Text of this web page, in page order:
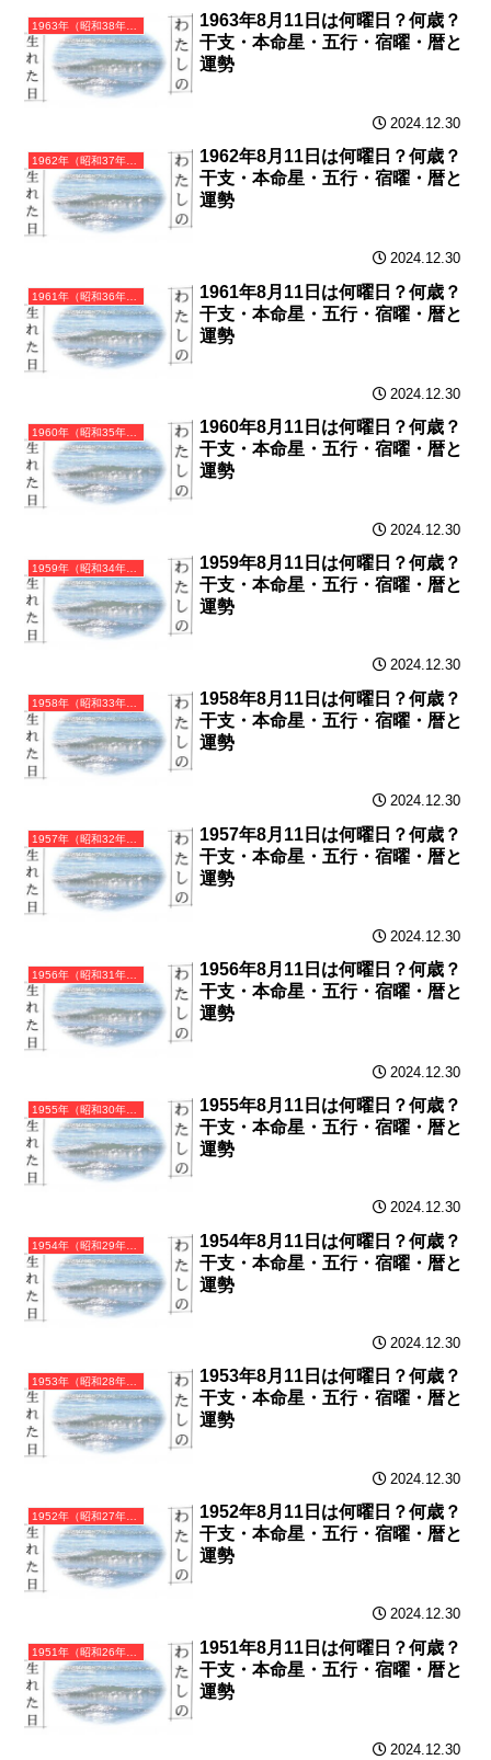
1963年（昭和38年）癸卯（みずのとう）・卯年（うさぎ年）カレンダー（月曜はじまり）
1963年8月11日は何曜日？何歳？
干支・本命星・五行・宿曜・暦と
運勢
2024.12.30
1962年（昭和37年）壬寅（みずのえとら）・寅年（とら年）カレンダー（月曜はじまり）
1962年8月11日は何曜日？何歳？
干支・本命星・五行・宿曜・暦と
運勢
2024.12.30
1961年（昭和36年）辛丑（かのとうし）・丑年（うし年）カレンダー（月曜はじまり）
1961年8月11日は何曜日？何歳？
干支・本命星・五行・宿曜・暦と
運勢
2024.12.30
1960年（昭和35年）庚子（かのえね）・子年（ねずみ年）カレンダー（月曜はじまり）
1960年8月11日は何曜日？何歳？
干支・本命星・五行・宿曜・暦と
運勢
2024.12.30
1959年（昭和34年）己亥（つちのとい）・亥年（いのしし年）カレンダー（月曜はじまり）
1959年8月11日は何曜日？何歳？
干支・本命星・五行・宿曜・暦と
運勢
2024.12.30
1958年（昭和33年）戊戌（つちのえいぬ）・戌年（いぬ年）カレンダー（月曜はじまり）
1958年8月11日は何曜日？何歳？
干支・本命星・五行・宿曜・暦と
運勢
2024.12.30
1957年（昭和32年）丁酉（ひのととり）・酉年（とり年）カレンダー（月曜はじまり）
1957年8月11日は何曜日？何歳？
干支・本命星・五行・宿曜・暦と
運勢
2024.12.30
1956年（昭和31年）丙申（ひのえさる）・申年（さる年）カレンダー（月曜はじまり）
1956年8月11日は何曜日？何歳？
干支・本命星・五行・宿曜・暦と
運勢
2024.12.30
1955年（昭和30年）乙未（きのとひつじ）・未年（ひつじ年）カレンダー（月曜はじまり）
1955年8月11日は何曜日？何歳？
干支・本命星・五行・宿曜・暦と
運勢
2024.12.30
1954年（昭和29年）甲午（きのえうま）・午年（うま年）カレンダー（月曜はじまり）
1954年8月11日は何曜日？何歳？
干支・本命星・五行・宿曜・暦と
運勢
2024.12.30
1953年（昭和28年）癸巳（みずのとみ）・巳年（へび年）カレンダー（月曜はじまり）
1953年8月11日は何曜日？何歳？
干支・本命星・五行・宿曜・暦と
運勢
2024.12.30
1952年（昭和27年）壬辰（みずのえたつ）・辰年（たつ年）カレンダー（月曜はじまり）
1952年8月11日は何曜日？何歳？
干支・本命星・五行・宿曜・暦と
運勢
2024.12.30
1951年（昭和26年）辛卯（かのとう）・卯年（うさぎ年）カレンダー（月曜はじまり）
1951年8月11日は何曜日？何歳？
干支・本命星・五行・宿曜・暦と
運勢
2024.12.30